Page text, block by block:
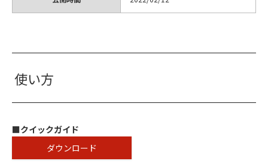
使い方
■クイックガイド
ダウンロード